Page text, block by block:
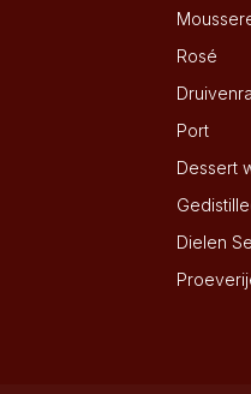
Rosé
Port
Dessert
Dielen